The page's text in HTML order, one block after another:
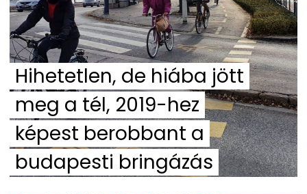
Hihetetlen, de hiába jött
meg a tél, 2019-hez
képest berobbant a
budapesti bringázás